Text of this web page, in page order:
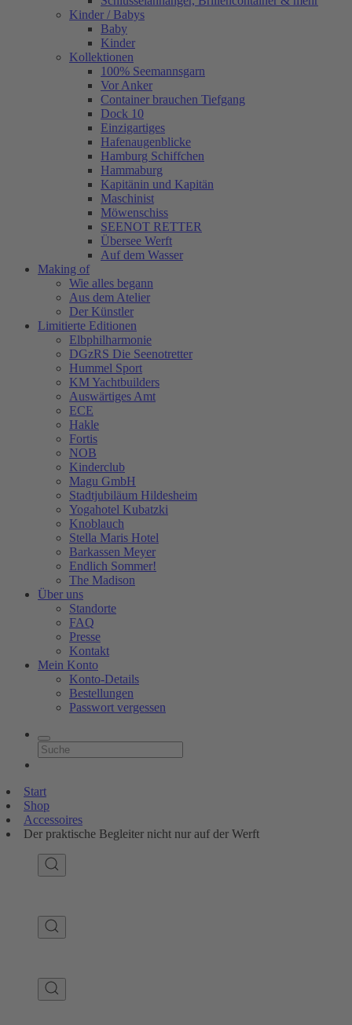
Kinder / Babys
Baby
Kinder
Kollektionen
100% Seemannsgarn
Vor Anker
Container brauchen Tiefgang
Dock 10
Einzigartiges
Hafenaugen­blicke
Hamburg Schiffchen
Hammaburg
Kapitänin und Kapitän
Maschinist
Möwenschiss
SEENOT RETTER
Übersee Werft
Auf dem Wasser
Making of
Wie alles begann
Aus dem Atelier
Der Künstler
Limitierte Editionen
Elbphilharmonie
DGzRS Die Seenotretter
Hummel Sport
KM Yachtbuilders
Auswärtiges Amt
ECE
Hakle
Fortis
NOB
Kinderclub
Magu GmbH
Stadtjubiläum Hildesheim
Yogahotel Kubatzki
Knoblauch
Stella Maris Hotel
Barkassen Meyer
Endlich Sommer!
The Madison
Über uns
Standorte
FAQ
Presse
Kontakt
Mein Konto
Konto-Details
Bestellungen
Passwort vergessen
Start
Shop
Accessoires
Der praktische Begleiter nicht nur auf der Werft